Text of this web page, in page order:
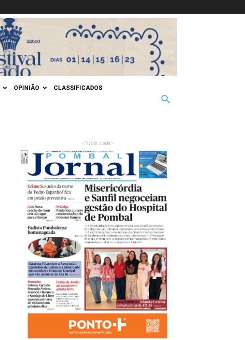
OPINIÃO CLASSIFICADOS
- Publicidade -